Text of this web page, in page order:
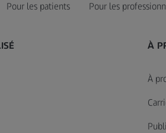
Pour les patients Pour les
À
À